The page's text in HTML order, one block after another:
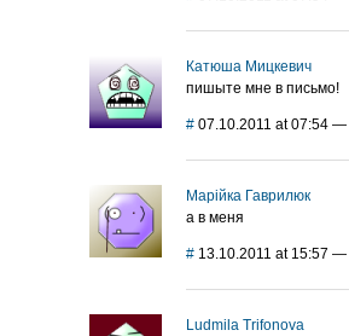
Катюша Мицкевич
пишыте мне в письмо!
# 07.10.2011 at 07:54 —
Марійка Гаврилюк
а в меня
# 13.10.2011 at 15:57 —
Ludmila Trifonova